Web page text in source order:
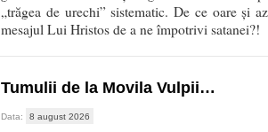
„trăgea de urechi” sistematic. De ce oare și
mesajul Lui Hristos de a ne împotrivi satanei?!
Tumulii de la Movila Vulpii…
Data: 8 august 2026